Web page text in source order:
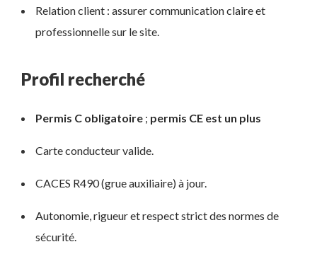
Relation client : assurer communication claire et
professionnelle sur le site.
Profil recherché
Permis C obligatoire ; permis CE est un plus
Carte conducteur valide.
CACES R490 (grue auxiliaire) à jour.
Autonomie, rigueur et respect strict des normes de
sécurité.